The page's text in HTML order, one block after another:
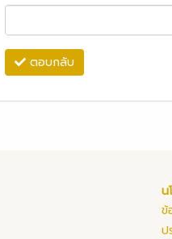
ตอบกลับ
น
ข้
ป